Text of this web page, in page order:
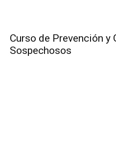
Curso de Prevención y
Sospechosos